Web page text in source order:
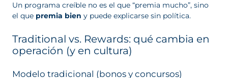
Un programa creíble no es el que “premia mucho”, sino
el que premia bien y puede explicarse sin política.
Traditional vs. Rewards: qué cambia en
operación (y en cultura)
Modelo tradicional (bonos y concursos)